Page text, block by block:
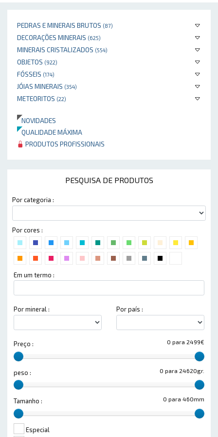
PEDRAS E MINERAIS BRUTOS (87)
DECORAÇÕES MINERAIS (625)
MINERAIS CRISTALIZADOS (554)
OBJETOS (922)
FÓSSEIS (174)
JÓIAS MINERAIS (354)
METEORITOS (22)
NOVIDADES
QUALIDADE MÁXIMA
PRODUTOS PROFISSIONAIS
PESQUISA DE PRODUTOS
Por categoria :
Por cores :
Em um termo :
Por mineral : Por país :
0 para 2499€
Preço :
0 para 24620gr.
peso :
0 para 460mm
Tamanho :
Especial